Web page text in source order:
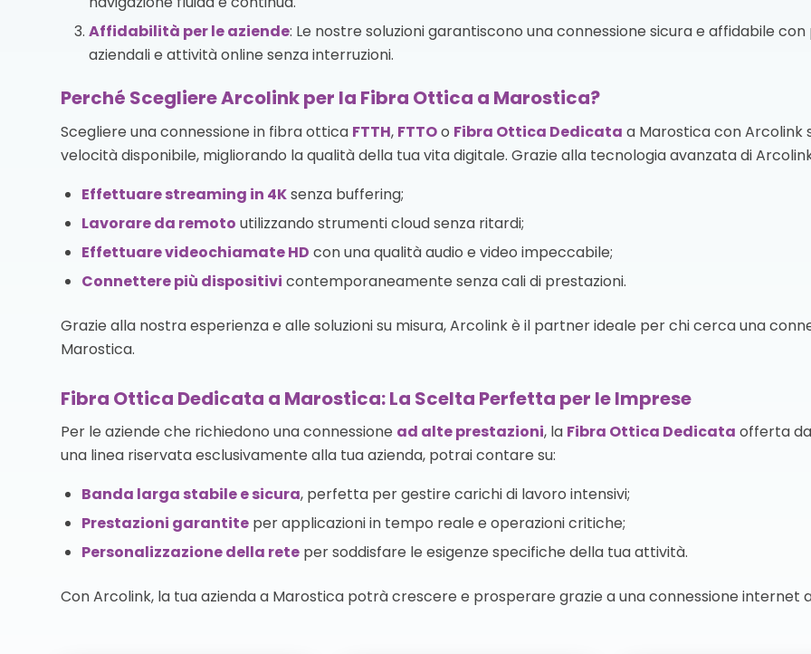
Affidabilità per le aziende: Le nostre soluzioni garantiscono una connessione sicura e affidabile
aziendali e attività online senza interruzioni.
Perché Scegliere Arcolink per la Fibra Ottica a Marostica?
Scegliere una connessione in fibra ottica FTTH, FTTOo Fibra Ottica Dedicata a Marostica con Arcolink
velocità disponibile, migliorando la qualità della tua vita digitale. Grazie alla tecnologia avanzata di
Effettuare streaming in 4Ksenza buffering;
Lavorare da remoto utilizzando strumenti cloud senza ritardi;
Effettuare videochiamate HD con una qualità audio e video impeccabile;
Connettere più dispositivi contemporaneamente senza cali di prestazioni.
Grazie alla nostra esperienza e alle soluzioni su misura, Arcolink è il partner ideale per chi cerca una
Marostica.
Fibra Ottica Dedicata a Marostica: La Scelta Perfetta per le Imprese
Per le aziende che richiedono una connessione ad alte prestazioni, la Fibra Ottica Dedicata offerta
una linea riservata esclusivamente alla tua azienda, potrai contare su:
Banda larga stabile e sicura, perfetta per gestire carichi di lavoro intensivi;
Prestazioni garantite per applicazioni in tempo reale e operazioni critiche;
Personalizzazione della rete per soddisfare le esigenze specifiche della tua attività.
Con Arcolink, la tua azienda a Marostica potrà crescere e prosperare grazie a una connessione